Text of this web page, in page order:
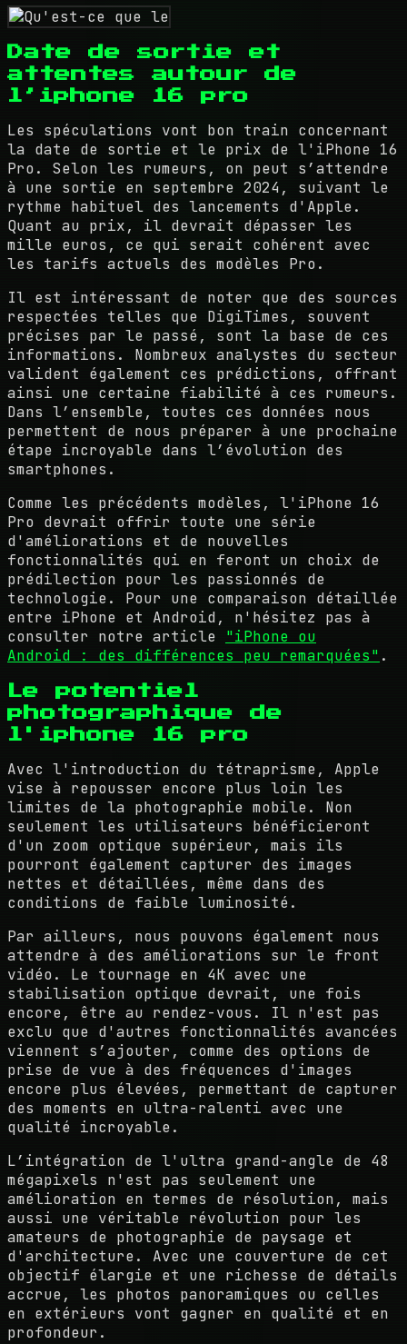
Date de sortie et
attentes autour de
l’iphone 16 pro
Les spéculations vont bon train concernant
la date de sortie et le prix de l'iPhone 16
Pro. Selon les rumeurs, on peut s’attendre
à une sortie en septembre 2024, suivant le
rythme habituel des lancements d'Apple.
Quant au prix, il devrait dépasser les
mille euros, ce qui serait cohérent avec
les tarifs actuels des modèles Pro.
Il est intéressant de noter que des sources
respectées telles que DigiTimes, souvent
précises par le passé, sont la base de ces
informations. Nombreux analystes du secteur
valident également ces prédictions, offrant
ainsi une certaine fiabilité à ces rumeurs.
Dans l’ensemble, toutes ces données nous
permettent de nous préparer à une prochaine
étape incroyable dans l’évolution des
smartphones.
Comme les précédents modèles, l'iPhone 16
Pro devrait offrir toute une série
d'améliorations et de nouvelles
fonctionnalités qui en feront un choix de
prédilection pour les passionnés de
technologie. Pour une comparaison détaillée
entre iPhone et Android, n'hésitez pas à
consulter notre article "iPhone ou
Android : des différences peu remarquées" .
Le potentiel
photographique de
l'iphone 16 pro
Avec l'introduction du tétraprisme, Apple
vise à repousser encore plus loin les
limites de la photographie mobile. Non
seulement les utilisateurs bénéficieront
d'un zoom optique supérieur, mais ils
pourront également capturer des images
nettes et détaillées, même dans des
conditions de faible luminosité.
Par ailleurs, nous pouvons également nous
attendre à des améliorations sur le front
vidéo. Le tournage en 4K avec une
stabilisation optique devrait, une fois
encore, être au rendez-vous. Il n'est pas
exclu que d'autres fonctionnalités avancées
viennent s’ajouter, comme des options de
prise de vue à des fréquences d'images
encore plus élevées, permettant de capturer
des moments en ultra-ralenti avec une
qualité incroyable.
L’intégration de l'ultra grand-angle de 48
mégapixels n'est pas seulement une
amélioration en termes de résolution, mais
aussi une véritable révolution pour les
amateurs de photographie de paysage et
d'architecture. Avec une couverture de cet
objectif élargie et une richesse de détails
accrue, les photos panoramiques ou celles
en extérieurs vont gagner en qualité et en
profondeur.